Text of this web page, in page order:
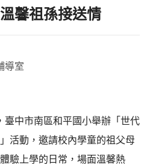
馨祖孫接送情
導室
臺中市南區和平國小舉辦「世代
活動，邀請校內學童的祖父母
驗上學的日常，場面溫馨熱